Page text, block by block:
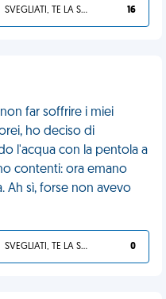
SVEGLIATI, TE LA SEI CERCATA! 16
far soffrire i miei
ho deciso di
l'acqua con la pentola a
contenti: ora emano
Ah sì, forse non avevo
SVEGLIATI, TE LA SEI CERCATA! 0